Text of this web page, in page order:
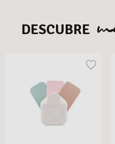
DESCUBRE